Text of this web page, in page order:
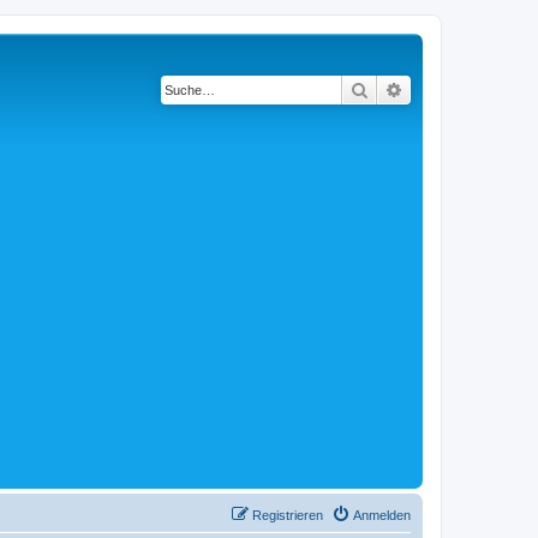
Suche
Anmelden
Registrieren